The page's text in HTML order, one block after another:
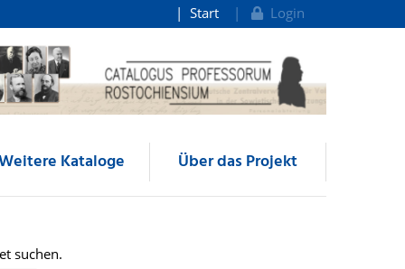
Start Login
Kataloge Über das Projekt
suchen.